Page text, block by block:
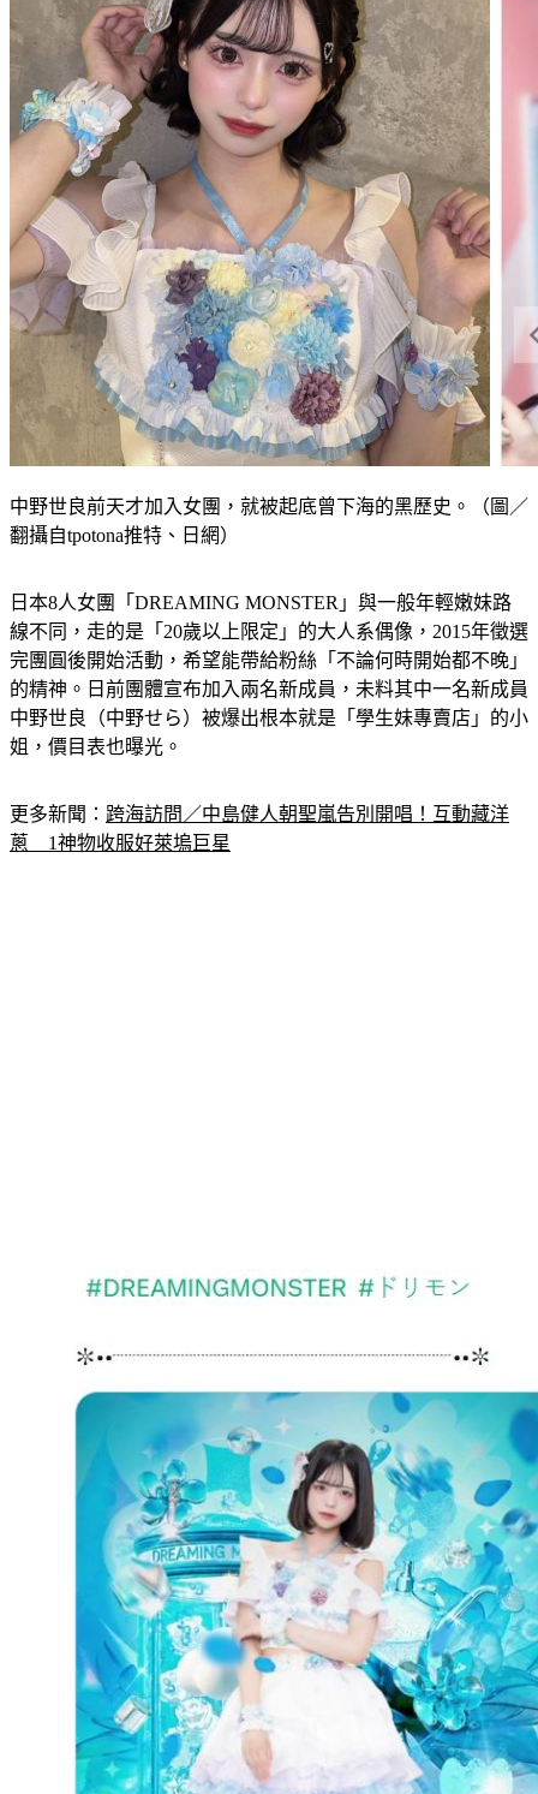
中野世良前天才加入女團，就被起底曾下海的黑歷史。（圖／
翻攝自tpotona推特、日網）
日本8人女團「DREAMING MONSTER」與一般年輕嫩妹路
線不同，走的是「20歲以上限定」的大人系偶像，2015年徵選
完團圓後開始活動，希望能帶給粉絲「不論何時開始都不晚」
的精神。日前團體宣布加入兩名新成員，未料其中一名新成員
中野世良（中野せら）被爆出根本就是「學生妹專賣店」的小
姐，價目表也曝光。
更多新聞： 跨海訪問／中島健人朝聖嵐告別開唱！互動藏洋
蔥　1神物收服好萊塢巨星